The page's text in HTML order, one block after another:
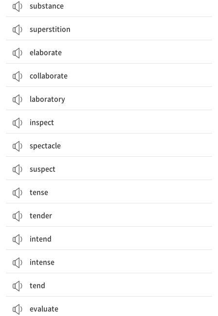
substance
superstition
elaborate
collaborate
laboratory
inspect
spectacle
suspect
tense
tender
intend
intense
tend
evaluate